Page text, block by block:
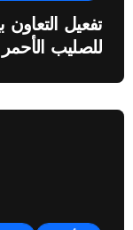
تفعيل التعاون
للصليب الأحمر